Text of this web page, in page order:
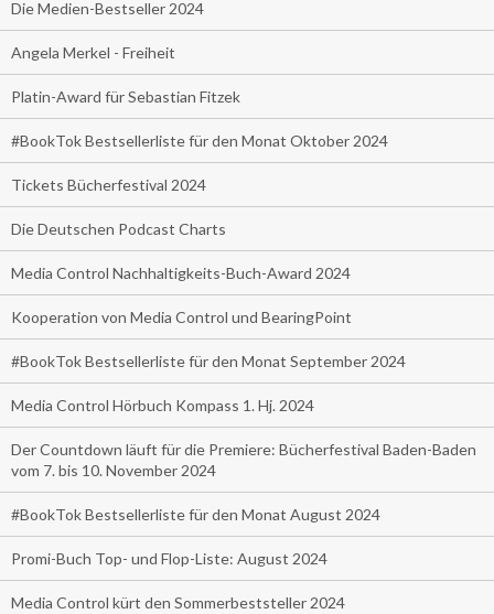
Die Medien-Bestseller 2024
Angela Merkel - Freiheit
Platin-Award für Sebastian Fitzek
#BookTok Bestsellerliste für den Monat Oktober 2024
Tickets Bücherfestival 2024
Die Deutschen Podcast Charts
Media Control Nachhaltigkeits-Buch-Award 2024
Kooperation von Media Control und BearingPoint
#BookTok Bestsellerliste für den Monat September 2024
Media Control Hörbuch Kompass 1. Hj. 2024
Der Countdown läuft für die Premiere: Bücherfestival Baden-Baden
vom 7. bis 10. November 2024
#BookTok Bestsellerliste für den Monat August 2024
Promi-Buch Top- und Flop-Liste: August 2024
Media Control kürt den Sommerbeststeller 2024